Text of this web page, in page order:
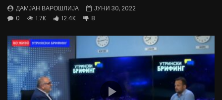
ДАМЈАН ВАРОШЛИЈА
ЈУНИ 30, 2022
0
1.7K 12.4K 8